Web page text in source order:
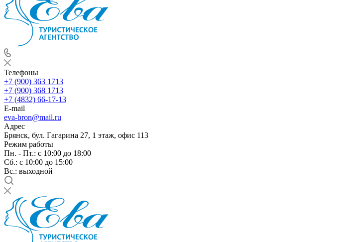
Телефоны
+7 (900) 363 1713
+7 (900) 368 1713
+7 (4832) 66-17-13
E-mail
eva-bron@mail.ru
Адрес
Брянск, бул. Гагарина 27, 1 этаж, офис 113
Режим работы
Пн. - Пт.: с 10:00 до 18:00
Cб.: с 10:00 до 15:00
Вс.: выходной